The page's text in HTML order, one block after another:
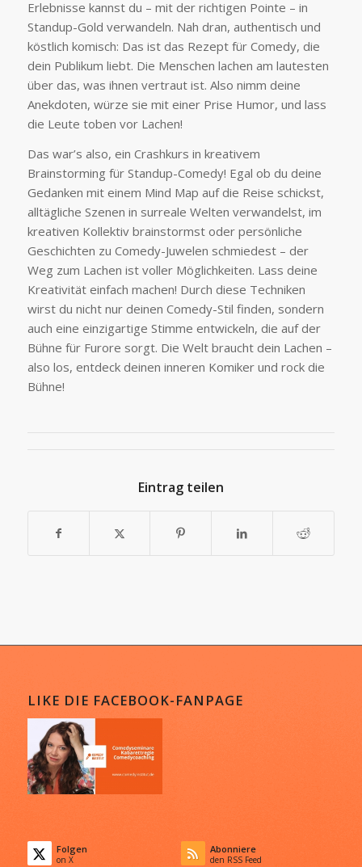
Erlebnisse kannst du – mit der richtigen Pointe – in
Standup-Gold verwandeln. Nah dran, authentisch und
köstlich komisch: Das ist das Rezept für Comedy, die
dein Publikum liebt. Die Menschen lachen am lautesten
über das, was ihnen vertraut ist. Also nimm deine
Anekdoten, würze sie mit einer Prise Humor, und lass
die Leute toben vor Lachen!
Das war’s also, ein Crashkurs in kreativem
Brainstorming für Standup-Comedy! Egal ob du deine
Gedanken mit einem Mind Map auf die Reise schickst,
alltägliche Szenen in surreale Welten verwandelst, im
kreativen Kollektiv brainstormst oder persönliche
Geschichten zu Comedy-Juwelen schmiedest – der
Weg zum Lachen ist voller Möglichkeiten. Lass deine
Kreativität einfach machen! Durch diese Techniken
wirst du nicht nur deinen Comedy-Stil finden, sondern
auch eine einzigartige Stimme entwickeln, die auf der
Bühne für Furore sorgt. Die Welt braucht dein Lachen –
also los, entdeck deinen inneren Komiker und rock die
Bühne!
Eintrag teilen
LIKE DIE FACEBOOK-FANPAGE
Folgen
on X
Abonniere
den RSS Feed